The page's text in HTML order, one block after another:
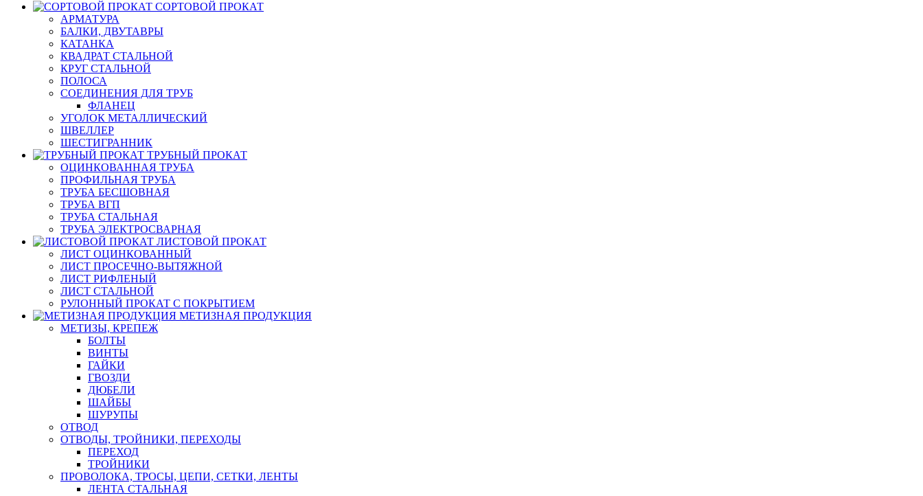
СОРТОВОЙ ПРОКАТ
АРМАТУРА
БАЛКИ, ДВУТАВРЫ
КАТАНКА
КВАДРАТ СТАЛЬНОЙ
КРУГ СТАЛЬНОЙ
ПОЛОСА
СОЕДИНЕНИЯ ДЛЯ ТРУБ
ФЛАНЕЦ
УГОЛОК МЕТАЛЛИЧЕСКИЙ
ШВЕЛЛЕР
ШЕСТИГРАННИК
ТРУБНЫЙ ПРОКАТ
ОЦИНКОВАННАЯ ТРУБА
ПРОФИЛЬНАЯ ТРУБА
ТРУБА БЕСШОВНАЯ
ТРУБА ВГП
ТРУБА СТАЛЬНАЯ
ТРУБА ЭЛЕКТРОСВАРНАЯ
ЛИСТОВОЙ ПРОКАТ
ЛИСТ ОЦИНКОВАННЫЙ
ЛИСТ ПРОСЕЧНО-ВЫТЯЖНОЙ
ЛИСТ РИФЛЕНЫЙ
ЛИСТ СТАЛЬНОЙ
РУЛОННЫЙ ПРОКАТ С ПОКРЫТИЕМ
МЕТИЗНАЯ ПРОДУКЦИЯ
МЕТИЗЫ, КРЕПЕЖ
БОЛТЫ
ВИНТЫ
ГАЙКИ
ГВОЗДИ
ДЮБЕЛИ
ШАЙБЫ
ШУРУПЫ
ОТВОД
ОТВОДЫ, ТРОЙНИКИ, ПЕРЕХОДЫ
ПЕРЕХОД
ТРОЙНИКИ
ПРОВОЛОКА, ТРОСЫ, ЦЕПИ, СЕТКИ, ЛЕНТЫ
ЛЕНТА СТАЛЬНАЯ